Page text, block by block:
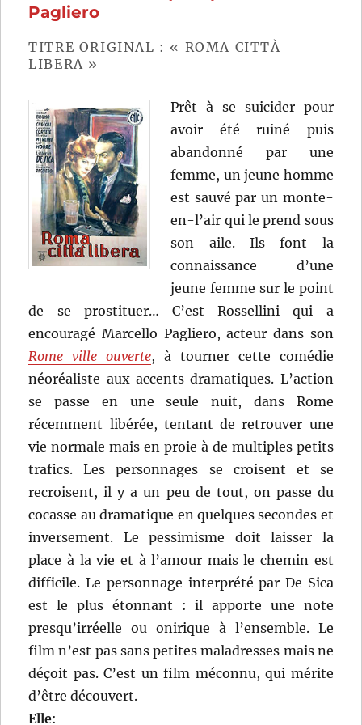
Pagliero
TITRE ORIGINAL : « ROMA CITTÀ
LIBERA »
Prêt à se suicider pour
avoir été ruiné puis
abandonné par une
femme, un jeune homme
est sauvé par un monte-
en-l’air qui le prend sous
son aile. Ils font la
connaissance d’une
jeune femme sur le point
de se prostituer… C’est Rossellini qui a
encouragé Marcello Pagliero, acteur dans son
Rome ville ouverte, à tourner cette comédie
néoréaliste aux accents dramatiques. L’action
se passe en une seule nuit, dans Rome
récemment libérée, tentant de retrouver une
vie normale mais en proie à de multiples petits
trafics. Les personnages se croisent et se
recroisent, il y a un peu de tout, on passe du
cocasse au dramatique en quelques secondes et
inversement. Le pessimisme doit laisser la
place à la vie et à l’amour mais le chemin est
difficile. Le personnage interprété par De Sica
est le plus étonnant : il apporte une note
presqu’irréelle ou onirique à l’ensemble. Le
film n’est pas sans petites maladresses mais ne
déçoit pas. C’est un film méconnu, qui mérite
d’être découvert.
Elle: –